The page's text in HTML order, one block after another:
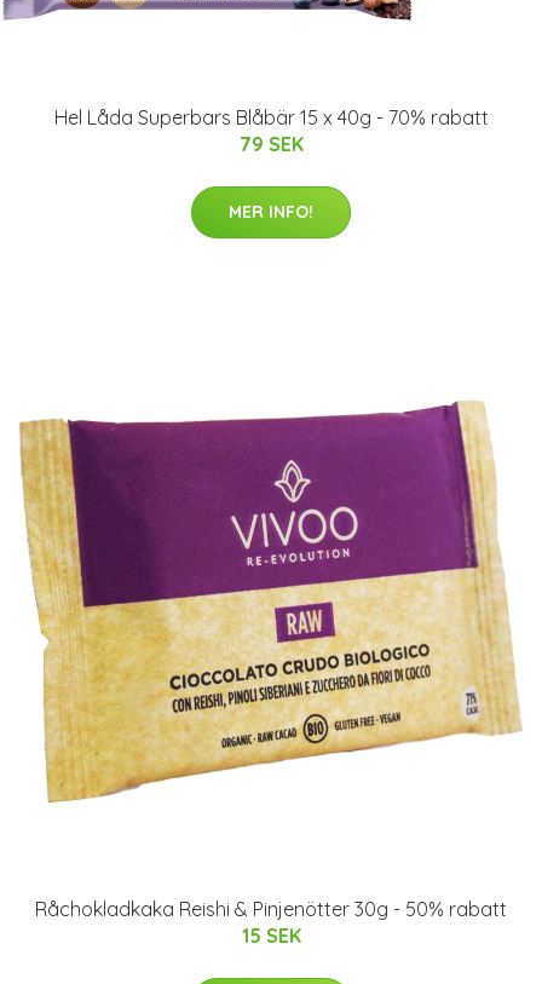
Hel Låda Superbars Blåbär 15 x 40g - 70% rabatt
79 SEK
MER INFO!
Råchokladkaka Reishi & Pinjenötter 30g - 50% rabatt
15 SEK